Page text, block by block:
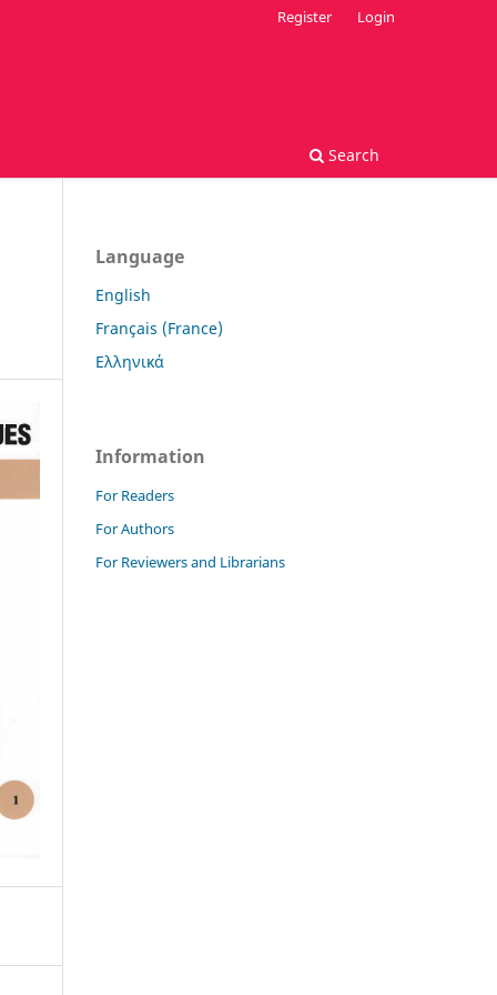
Search
Register Login
Language
English
Français (France)
Ελληνικά
Information
For Readers
For Authors
For Reviewers and Librarians